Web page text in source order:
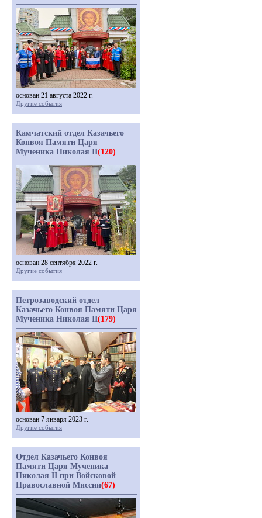
основан 21 августа 2022 г.
Другие события
Камчатский отдел Казачьего
Конвоя Памяти Царя
Мученика Николая II(120)
основан 28 сентября 2022 г.
Другие события
Петрозаводский отдел
Казачьего Конвоя Памяти Царя
Мученика Николая II(179)
основан 7 января 2023 г.
Другие события
Отдел Казачьего Конвоя
Памяти Царя Мученика
Николая II при Войсковой
Православной Миссии(67)